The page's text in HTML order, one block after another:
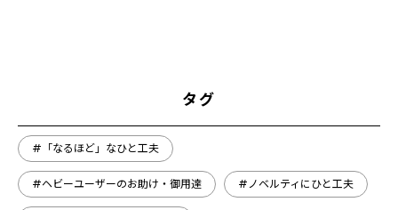
タグ
#「なるほど」なひと工夫
#ヘビーユーザーのお助け・御用達 #ノベルティにひと工夫